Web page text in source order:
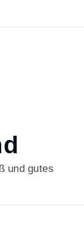
und gutes